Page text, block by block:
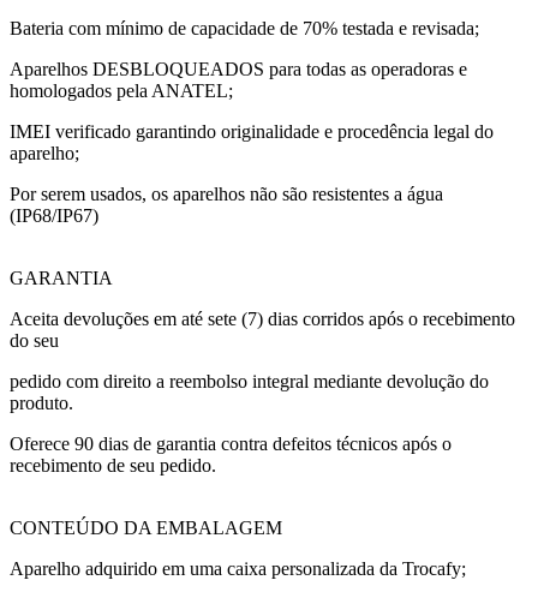
Bateria com mínimo de capacidade de 70% testada e revisada;
Aparelhos DESBLOQUEADOS para todas as operadoras e
homologados pela ANATEL;
IMEI verificado garantindo originalidade e procedência legal do
aparelho;
Por serem usados, os aparelhos não são resistentes a água
(IP68/IP67)
GARANTIA
Aceita devoluções em até sete (7) dias corridos após o recebimento
do seu
pedido com direito a reembolso integral mediante devolução do
produto.
Oferece 90 dias de garantia contra defeitos técnicos após o
recebimento de seu pedido.
CONTEÚDO DA EMBALAGEM
Aparelho adquirido em uma caixa personalizada da Trocafy;